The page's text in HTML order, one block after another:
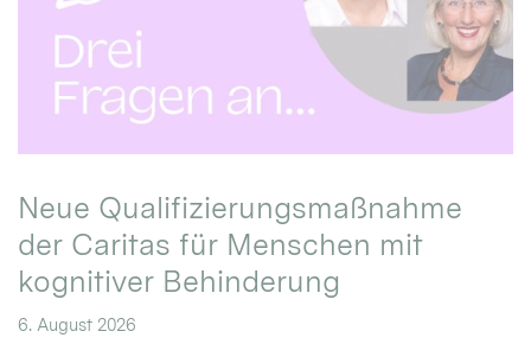
Neue Qualifizierungsmaßnahme
der Caritas für Menschen mit
kognitiver Behinderung
6. August 2026